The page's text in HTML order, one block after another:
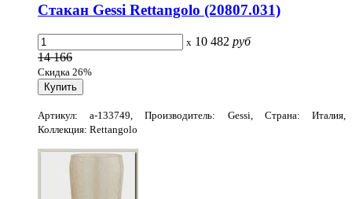
Стакан Gessi Rettangolo (20807.031)
x 10 482 руб
14 166
Скидка 26%
Артикул: a-133749, Производитель: Gessi, Страна: Италия,
Коллекция: Rettangolo